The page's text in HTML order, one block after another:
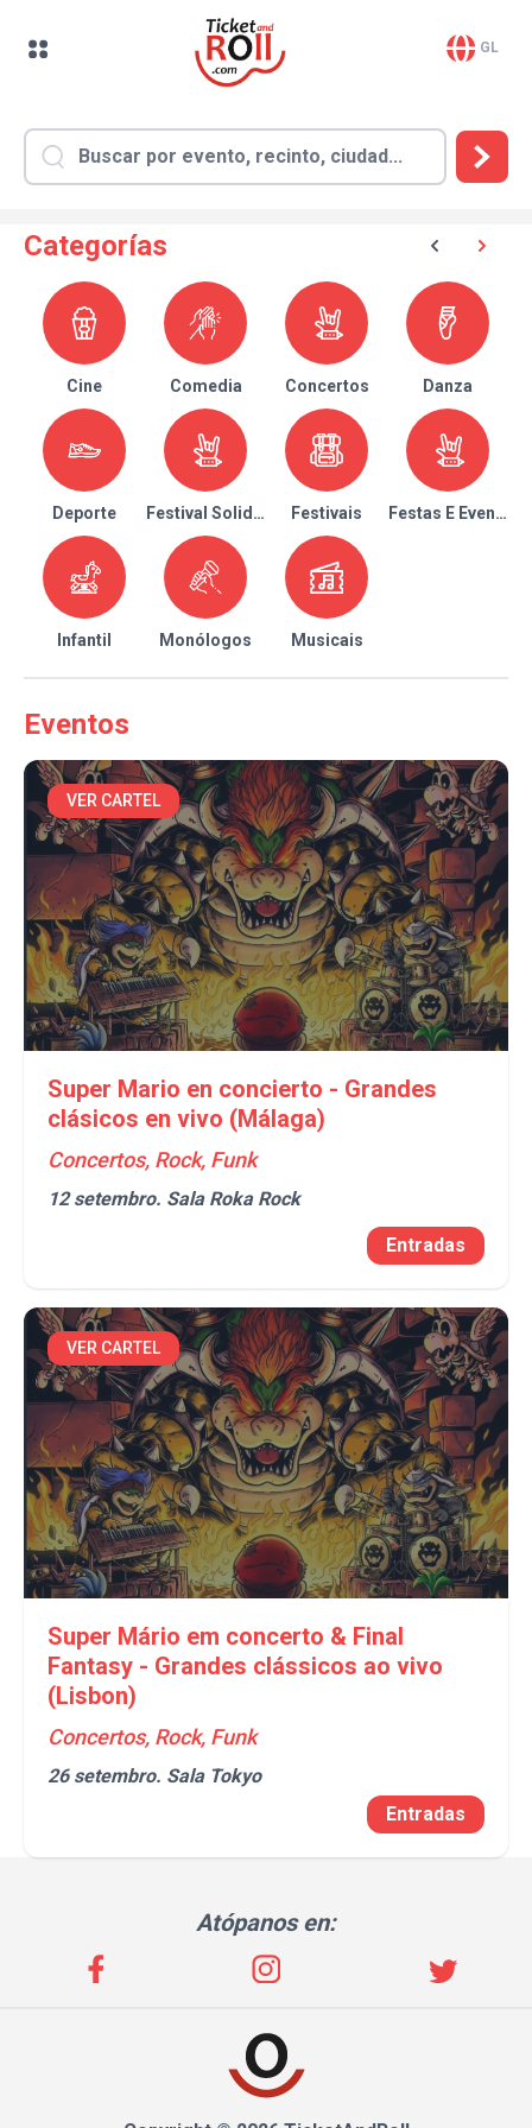
GL
Categorías
Cine Comedia Concertos Danza
Deporte Festival Solidario Festivais Festas E Eventos
Infantil Monólogos Musicais
Eventos
VER CARTEL
Super Mario en concierto - Grandes
clásicos en vivo (Málaga)
Concertos, Rock, Funk
12 setembro. Sala Roka Rock
Entradas
VER CARTEL
Super Mário em concerto & Final
Fantasy - Grandes clássicos ao vivo
(Lisbon)
Concertos, Rock, Funk
26 setembro. Sala Tokyo
Entradas
Atópanos en: